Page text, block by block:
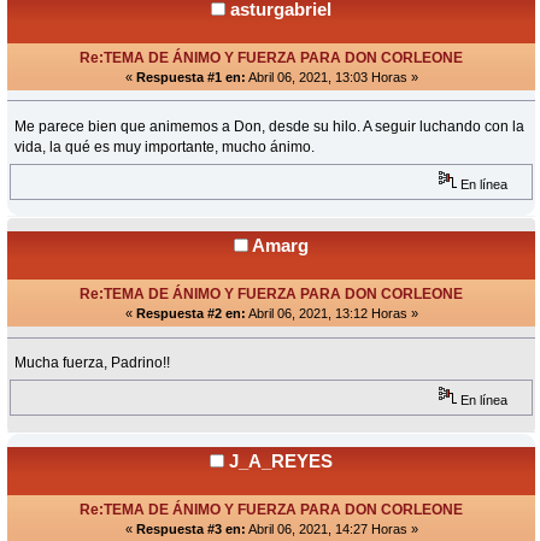
asturgabriel
Re:TEMA DE ÁNIMO Y FUERZA PARA DON CORLEONE
« Respuesta #1 en: Abril 06, 2021, 13:03 Horas »
Me parece bien que animemos a Don, desde su hilo. A seguir luchando con la
vida, la qué es muy importante, mucho ánimo.
En línea
Amarg
Re:TEMA DE ÁNIMO Y FUERZA PARA DON CORLEONE
« Respuesta #2 en: Abril 06, 2021, 13:12 Horas »
Mucha fuerza, Padrino!!
En línea
J_A_REYES
Re:TEMA DE ÁNIMO Y FUERZA PARA DON CORLEONE
« Respuesta #3 en: Abril 06, 2021, 14:27 Horas »